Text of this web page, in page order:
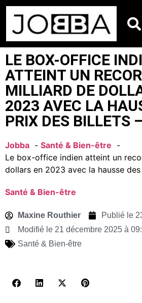
LE BOX-OFFICE
ATTEINT UN
MILLIARD DE
2023 AVEC LA
PRIX DES BILLETS –
Jobba
Santé & Bien-être
Le box-office indien atteint un
dollars en 2023 avec la hausse
Santé & Bien-être
Maxine Routhier Publié le
Modifié le 21 décembre 2025 à
Santé & Bien-être